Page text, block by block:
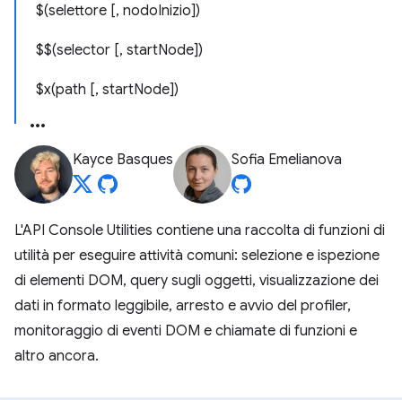
$(selettore [, nodoInizio])
$$(selector [, startNode])
$x(path [, startNode])
Kayce Basques Sofia Emelianova
L'API Console Utilities contiene una raccolta di funzioni di
utilità per eseguire attività comuni: selezione e ispezione
di elementi DOM, query sugli oggetti, visualizzazione dei
dati in formato leggibile, arresto e avvio del profiler,
monitoraggio di eventi DOM e chiamate di funzioni e
altro ancora.